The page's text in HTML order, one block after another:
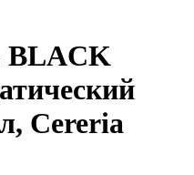
BLACK
Cereria